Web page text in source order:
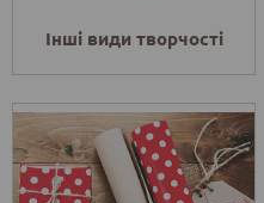
Інші види творчості